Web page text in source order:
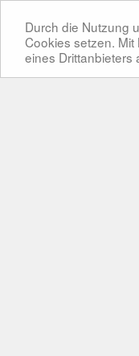
Durch die Nutzung
Cookies setzen.
eines Drittanbieters